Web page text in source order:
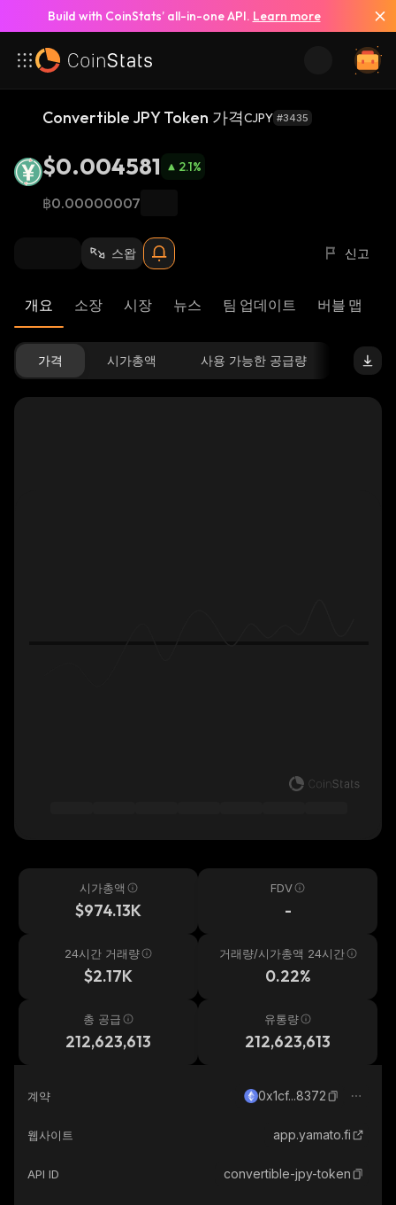
Build with CoinStats’ all-in-one API. Learn more
Convertible JPY Token 가격CJPY #3435
$0.004581 2.1%
฿0.00000007
스왑 신고
개요 소장 시장 뉴스 팀 업데이트 버블 맵
가격 시가총액 사용 가능한 공급량
시가총액
$974.13K
FDV
-
24시간 거래량
$2.17K
거래량/시가총액 24시간
0.22%
총 공급
212,623,613
유통량
212,623,613
계약 0x1cf...8372
웹사이트 app.yamato.fi
API ID convertible-jpy-token